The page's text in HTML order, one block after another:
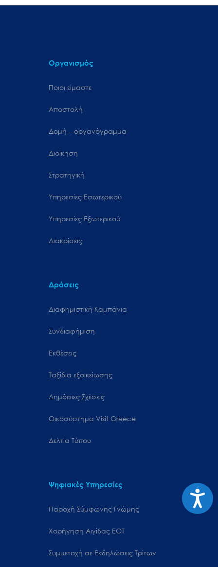
Οργανισμός
Ποιοι είμαστε
Αποστολή
Δομή – οργανόγραμμα
Διοίκηση
Στρατηγική
Υπηρεσίες Εσωτερικού
Υπηρεσίες Εξωτερικού
Διακρίσεις
Δράσεις
Διαφημιστική Καμπάνια
Συνδιαφήμιση
Εκθέσεις
Ταξίδια εξοικείωσης
Δημόσιες Σχέσεις
Oικοσύστημα Visit Greece
Δελτία Τύπου
Ψηφιακές Υπηρεσίες
Παροχή Σύμφωνης Γνώμης
Χορήγηση Αιγίδας ΕΟΤ
Συμμετοχή σε Εκδηλώσεις Τρίτων